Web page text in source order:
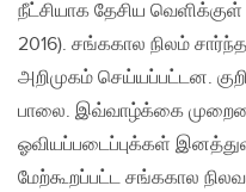
நீட்சியாக தேசிய
2016). சங்ககால நிலம்
அறிமுகம் செய்யப்பட்டன.
பாலை. இவ்வாழ்க்கை
ஓவியப்படைப்புக்கள் இனத்துவ
மேற்கூறப்பட்ட சங்ககால